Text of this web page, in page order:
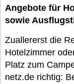
Angebote für
sowie
Zuallererst die
Hotelzimmer
Platz zum
netz.de richtig: